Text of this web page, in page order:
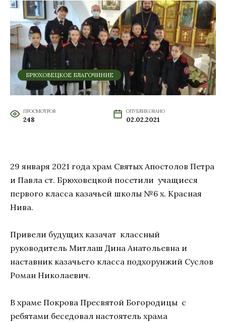
БРЮХОВЕЦКОЕ БЛАГОЧИНИЕ
ПРОСМОТРОВ
248
ОПУБЛИКОВАНО
02.02.2021
29 января 2021 года храм Святых Апостолов Петра
и Павла ст. Брюховецкой посетили учащиеся
первого класса казачьей школы №6 х. Красная
Нива.
Привели будущих казачат классный
руководитель Митлаш Дина Анатольевна и
наставник казачьего класса подхорунжий Суслов
Роман Николаевич.
В храме Покрова Пресвятой Богородицы с
ребятами беседовал настоятель храма